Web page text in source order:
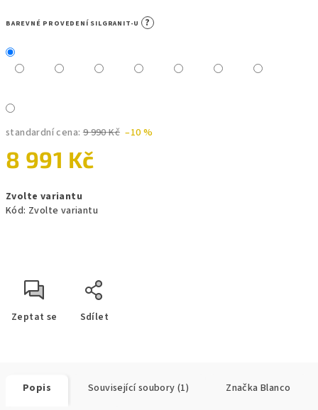
BAREVNÉ PROVEDENÍ SILGRANIT-U ?
standardní cena: 9 990 Kč –10 %
8 991 Kč
cena:
Zvolte variantu
Kód: Zvolte variantu
Zeptat se Sdílet
Popis Související soubory (1) Značka Blanco